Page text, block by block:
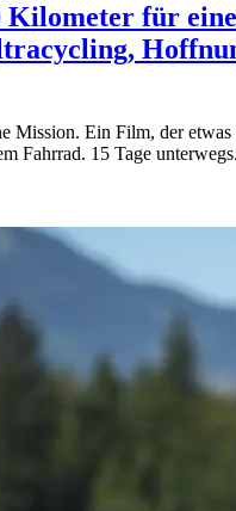
Kilometer für
Mission. Ein Film, der etwas
Fahrrad. 15 Tage